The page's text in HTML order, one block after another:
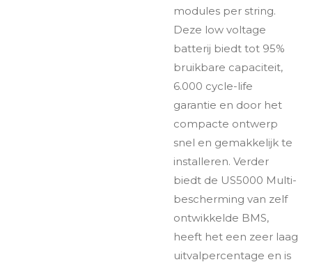
modules per string.
Deze low voltage
batterij biedt tot 95%
bruikbare capaciteit,
6.000 cycle-life
garantie en door het
compacte ontwerp
snel en gemakkelijk te
installeren. Verder
biedt de US5000 Multi-
bescherming van zelf
ontwikkelde BMS,
heeft het een zeer laag
uitvalpercentage en is